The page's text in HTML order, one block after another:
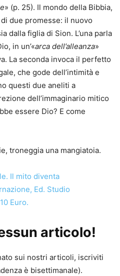
» (p. 25). Il mondo della Bibbia,
due promesse: il nuovo
dalla figlia di Sion. L’una parla
in un’«arca dell’alleanza»
La seconda invoca il perfetto
che gode dell’intimità e
questi due aneliti a
dell’immaginario mitico
essere Dio? E come
troneggia una mangiatoia.
Il mito diventa
Ed. Studio
Euro.
articolo!
sui nostri articoli, iscriviti
è bisettimanale).